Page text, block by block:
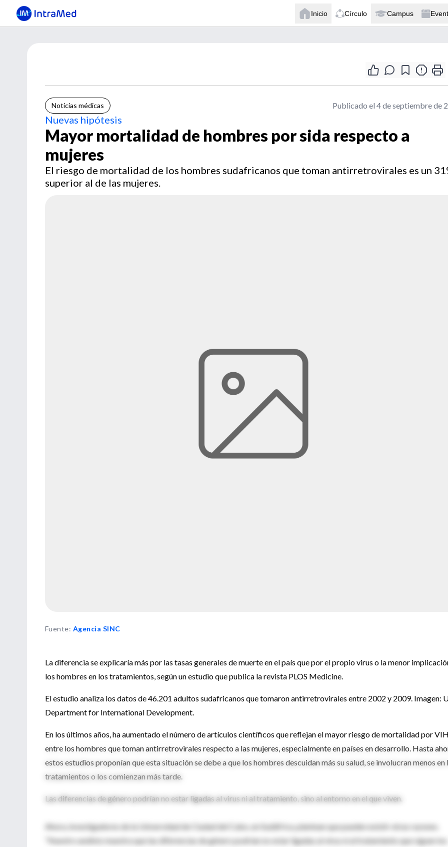
Inicio Círculo Campus
Noticias médicas Publicado el 4 de septiembre de
Nuevas hipótesis
Mayor mortalidad de hombres por sida respecto a
mujeres
El riesgo de mortalidad de los hombres sudafricanos que toman antirretrovirales es un
superior al de las mujeres.
Fuente: Agencia SINC
La diferencia se explicaría más por las tasas generales de muerte en el país que por el propio virus o la menor
los hombres en los tratamientos, según un estudio que publica la revista PLOS Medicine.
El estudio analiza los datos de 46.201 adultos sudafricanos que tomaron antirretrovirales entre 2002 y 2009. Imagen:
Department for International Development.
En los últimos años, ha aumentado el número de artículos científicos que reflejan el mayor riesgo de mortalidad por
entre los hombres que toman antirretrovirales respecto a las mujeres, especialmente en países en desarrollo. Hasta
estos estudios proponían que esta situación se debe a que los hombres descuidan más su salud, se involucran menos en
tratamientos o los comienzan más tarde.
Las diferencias de género podrían no estar ligadas al virus ni al tratamiento, sino al entorno en el que viven.
Ahora, investigadores de la Universidad de Ciudad del Cabo, en Sudáfrica, plantean que pueden existir otras razones.
“Nuestro análisis muestra que las diferencias de género podrían no estar ligadas al virus ni al tratamiento que siguen los